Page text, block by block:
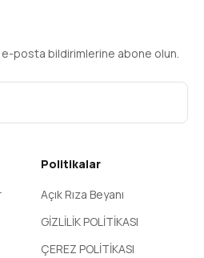
e-posta bildirimlerine abone olun.
Politikalar
Açık Rıza Beyanı
GİZLİLİK POLİTİKASI
ÇEREZ POLİTİKASI